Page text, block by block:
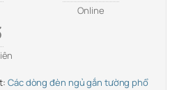
Online
Các dòng đèn ngủ gắn tường phổ